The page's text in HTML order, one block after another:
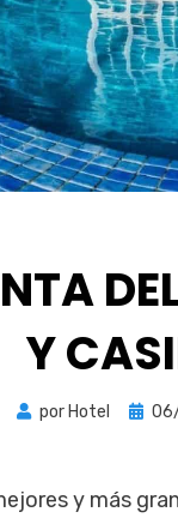
Y
por Hotel
y más